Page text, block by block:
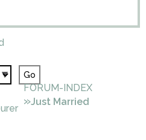
FORUM-INDEX
»Just Married